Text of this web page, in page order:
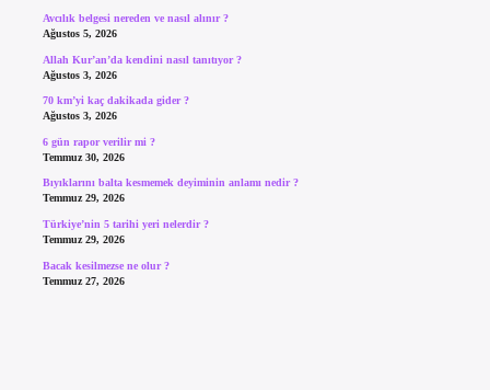
Avcılık belgesi nereden ve nasıl alınır ?
Ağustos 5, 2026
Allah Kur’an’da kendini nasıl tanıtıyor ?
Ağustos 3, 2026
70 km’yi kaç dakikada gider ?
Ağustos 3, 2026
6 gün rapor verilir mi ?
Temmuz 30, 2026
Bıyıklarını balta kesmemek deyiminin anlamı nedir ?
Temmuz 29, 2026
Türkiye’nin 5 tarihi yeri nelerdir ?
Temmuz 29, 2026
Bacak kesilmezse ne olur ?
Temmuz 27, 2026